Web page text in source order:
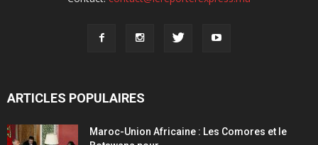
ARTICLES POPULAIRES
Maroc-Union Africaine : Les Comores et le